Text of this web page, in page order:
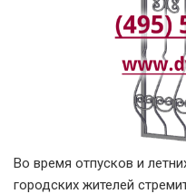
Во время отпусков и
городских жителей